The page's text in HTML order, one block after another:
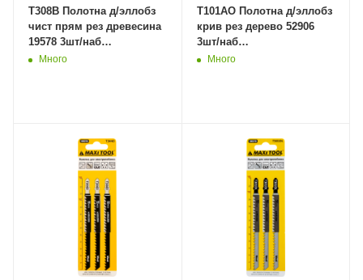
T308B Полотна д/эллобз
чист прям рез древесина
19578 3шт/наб
2,2*90*117мм(10/100/600)MaxiTool
Много
T101AO Полотна д/эллобз
крив рез дерево 52906
3шт/наб
1,4*50*76мм(10/100/600)MaxiTool
Много